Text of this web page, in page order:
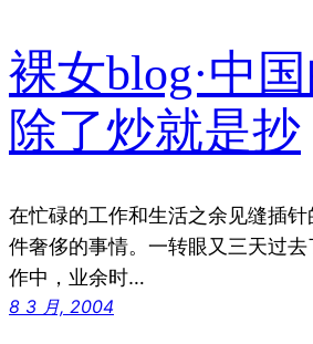
裸女blog·中
除了炒就是抄
在忙碌的工作和生活之余见缝插
件奢侈的事情。一转眼又三天过
作中，业余时…
8 3 月, 2004